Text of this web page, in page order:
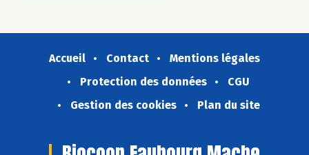
Accueil Contact
Mentions légales
Protection des données
CGU
Gestion des cookies
Plan du site